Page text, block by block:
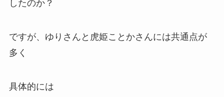
したのか？
ですが、ゆりさんと虎姫ことかさんには共通点が
多く
具体的には